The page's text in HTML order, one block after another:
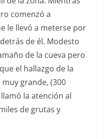
comenzó a
le llevó a meterse por
de él. Modesto
de la cueva pero
el hallazgo de la
grande, (300
la atención al
de grutas y